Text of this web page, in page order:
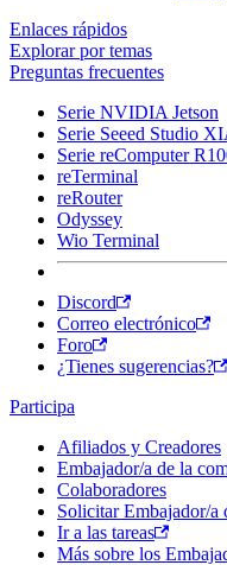
Enlaces rápidos
Explorar por temas
Preguntas frecuentes
Serie NVIDIA Jetson
Serie Seeed Studio
Serie reComputer
reTerminal
reRouter
Odyssey
Wio Terminal
Discord
Correo electrónico
Foro
¿Tienes sugerencias?
Participa
Afiliados y Creadores
Embajador/a de la
Colaboradores
Solicitar Embajador/a
Ir a las tareas
Más sobre los